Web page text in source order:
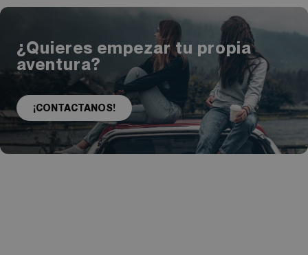
¿Quieres empezar tu propia
aventura?
¡CONTACTANOS!